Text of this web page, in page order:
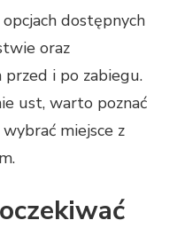
dostępnych
oraz
przed i po zabiegu.
ust, warto poznać
miejsce z